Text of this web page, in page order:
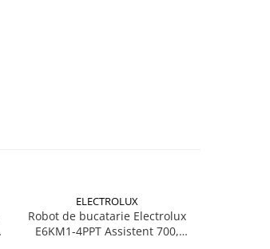
ELECTROLUX
Robot de bucatarie Electrolux
E6KM1-4PPT Assistent 700,